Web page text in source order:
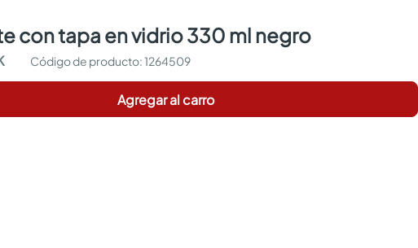
con tapa en vidrio 330 ml negro
:1264509
Agregar al carro